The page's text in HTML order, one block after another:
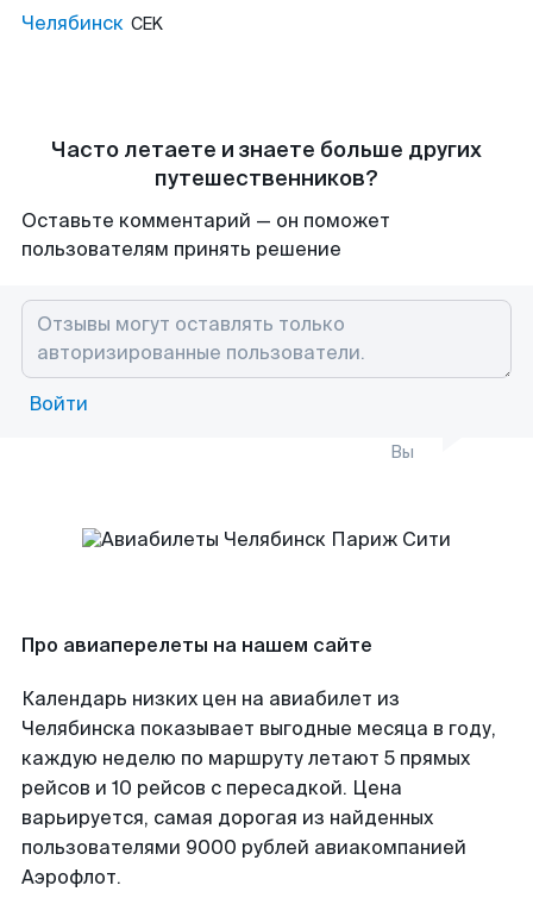
Челябинск CEK
Часто летаете и знаете больше других
путешественников?
Оставьте комментарий — он поможет
пользователям принять решение
Войти
Вы
Про авиаперелеты на нашем сайте
Календарь низких цен на авиабилет из
Челябинска показывает выгодные месяца в году,
каждую неделю по маршруту летают 5 прямых
рейсов и 10 рейсов с пересадкой. Цена
варьируется, самая дорогая из найденных
пользователями 9000 рублей авиакомпанией
Аэрофлот.